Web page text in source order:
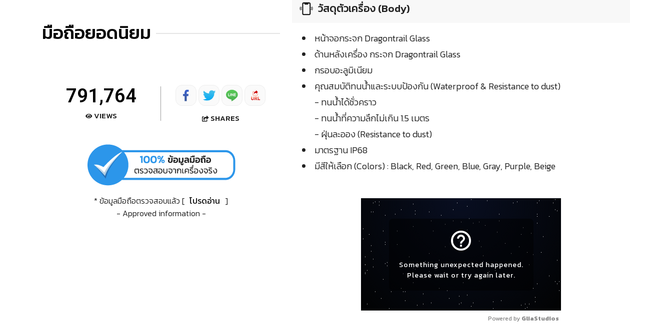
มือถือยอดนิยม
791,764
VIEWS SHARES
* ข้อมูลมือถือตรวจสอบแล้ว [ โปรดอ่าน ]
- Approved information -
วัสดุตัวเครื่อง (Body)
หน้าจอกระจก Dragontrail Glass
ด้านหลังเครื่อง กระจก Dragontrail Glass
กรอบอะลูมิเนียม
คุณสมบัติทนน้ำและระบบป้องกัน (Waterproof & Resistance to dust)
- ทนน้ำได้ชั่วคราว
- ทนน้ำที่ความลึกไม่เกิน 1.5 เมตร
- ฝุ่นละออง (Resistance to dust)
มาตรฐาน IP68
มีสีให้เลือก (Colors) : Black, Red, Green, Blue, Gray, Purple, Beige
help_outline
Something unexpected happened.
Please wait or try again later.
Powered by GliaStudios